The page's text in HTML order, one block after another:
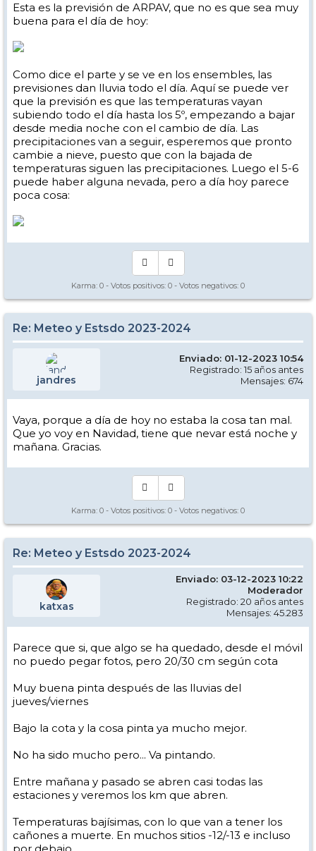
Esta es la previsión de ARPAV, que no es que sea muy
buena para el día de hoy:
Como dice el parte y se ve en los ensembles, las
previsiones dan lluvia todo el día. Aquí se puede ver
que la previsión es que las temperaturas vayan
subiendo todo el día hasta los 5º, empezando a bajar
desde media noche con el cambio de día. Las
precipitaciones van a seguir, esperemos que pronto
cambie a nieve, puesto que con la bajada de
temperaturas siguen las precipitaciones. Luego el 5-6
puede haber alguna nevada, pero a día hoy parece
poca cosa:
Karma: 0 - Votos positivos: 0 - Votos negativos: 0
Re: Meteo y Estsdo 2023-2024
jandres
Enviado: 01-12-2023 10:54
Registrado: 15 años antes
Mensajes: 674
Vaya, porque a día de hoy no estaba la cosa tan mal.
Que yo voy en Navidad, tiene que nevar está noche y
mañana. Gracias.
Karma: 0 - Votos positivos: 0 - Votos negativos: 0
Re: Meteo y Estsdo 2023-2024
katxas
Enviado: 03-12-2023 10:22
Moderador
Registrado: 20 años antes
Mensajes: 45.283
Parece que si, que algo se ha quedado, desde el móvil
no puedo pegar fotos, pero 20/30 cm según cota
Muy buena pinta después de las lluvias del
jueves/viernes
Bajo la cota y la cosa pinta ya mucho mejor.
No ha sido mucho pero... Va pintando.
Entre mañana y pasado se abren casi todas las
estaciones y veremos los km que abren.
Temperaturas bajísimas, con lo que van a tener los
cañones a muerte. En muchos sitios -12/-13 e incluso